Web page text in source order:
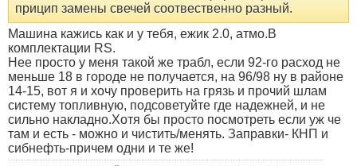
прицип замены свечей соотвественно разный.
Машина кажись как и у тебя, ежик 2.0, атмо.В
комплектации RS.
Нее просто у меня такой же трабл, если 92-го расход не
меньше 18 в городе не получается, на 96/98 ну в районе
14-15, вот я и хочу проверить на грязь и прочий шлам
систему топливную, подсоветуйте где надежней, и не
сильно накладно.Хотя бы просто посмотреть если уж че
там и есть - можно и чистить/менять. Заправки- КНП и
сибнефть-причем одни и те же!